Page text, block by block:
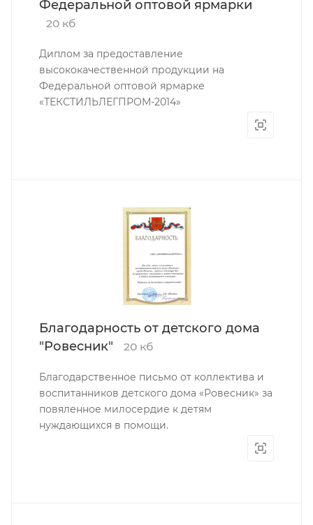
Федеральной оптовой ярмарки
20 кб
Диплом за предоставление
высококачественной продукции на
Федеральной оптовой ярмарке
«ТЕКСТИЛЬЛЕГПРОМ-2014»
Благодарность от детского дома
"Ровесник"
20 кб
Благодарственное письмо от коллектива и
воспитанников детского дома «Ровесник» за
повяленное милосердие к детям
нуждающихся в помощи.